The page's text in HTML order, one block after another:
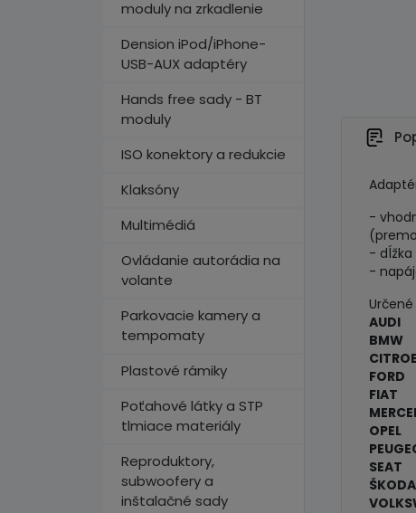
moduly na zrkadlenie
Dension iPod/iPhone-
USB-AUX adaptéry
Hands free sady - BT
moduly
ISO konektory a redukcie
Klaksóny
Multimédiá
Ovládanie autorádia na
volante
Parkovacie kamery a
tempomaty
Plastové rámiky
Poťahové látky a STP
tlmiace materiály
Reproduktory,
subwoofery a
inštalačné sady
-
- dĺžka
-
AUDI
BMW
FORD
FIAT
OPEL
SEAT
ŠKODA